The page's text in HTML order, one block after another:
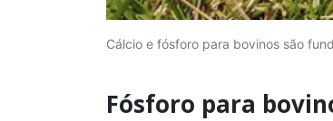
Cálcio e fósforo para bovinos são
Fósforo para